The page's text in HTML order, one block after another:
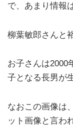
で、あまり情報
柳葉敏郎さんと
お子さんは2000
子となる長男が
なおこの画像は
ット画像と言わ